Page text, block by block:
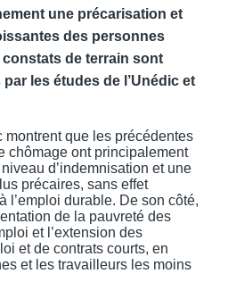
une précarisation et
des personnes
constats de terrain sont
les études de l’Unédic et
montrent que les précédentes
chômage ont principalement
d’indemnisation et une
précaires, sans effet
l’emploi durable. De son côté,
de la pauvreté des
et l’extension des
et de contrats courts, en
et les travailleurs les moins